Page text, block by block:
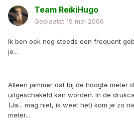
Team ReikiHugo
Geplaatst 19 mei 2006
Ik ben ook nog steeds een frequent
je...
Alleen jammer dat bij de hoogte meter
uitgeschakeld kan worden. In de
(Ja... mag niet, ik weet het) kom je zo
meter...